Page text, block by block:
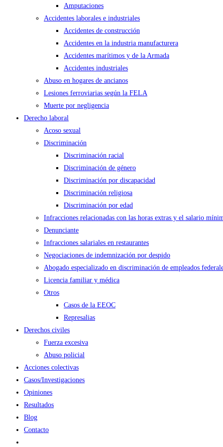
Amputaciones
Accidentes laborales e industriales
Accidentes de construcción
Accidentes en la industria manufacturera
Accidentes marítimos y de la Armada
Accidentes industriales
Abuso en hogares de ancianos
Lesiones ferroviarias según la FELA
Muerte por negligencia
Derecho laboral
Acoso sexual
Discriminación
Discriminación racial
Discriminación de género
Discriminación por discapacidad
Discriminación religiosa
Discriminación por edad
Infracciones relacionadas con las horas extras y el salario
Denunciante
Infracciones salariales en restaurantes
Negociaciones de indemnización por despido
Abogado especializado en discriminación de empleados
Licencia familiar y médica
Otros
Casos de la EEOC
Represalias
Derechos civiles
Fuerza excesiva
Abuso policial
Acciones colectivas
Casos/Investigaciones
Opiniones
Resultados
Blog
Contacto